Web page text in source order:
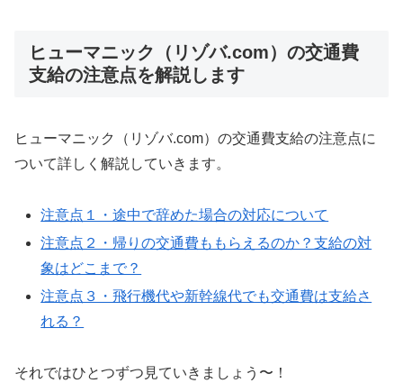
ヒューマニック（リゾバ.com）の交通費
支給の注意点を解説します
ヒューマニック（リゾバ.com）の交通費支給の注意点に
ついて詳しく解説していきます。
注意点１・途中で辞めた場合の対応について
注意点２・帰りの交通費ももらえるのか？支給の対
象はどこまで？
注意点３・飛行機代や新幹線代でも交通費は支給さ
れる？
それではひとつずつ見ていきましょう〜！